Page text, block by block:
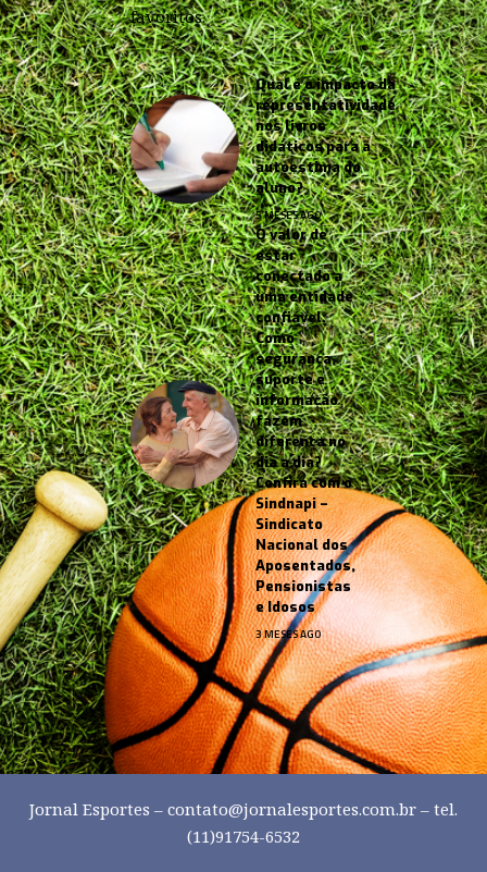
favoritos.
Qual é o impacto da
representatividade
nos livros
didáticos para a
autoestima do
aluno?
5 MESES AGO
O valor de
estar
conectado a
uma entidade
confiável:
Como
segurança,
suporte e
informação
fazem
diferença no
dia a dia?
Confira com o
Sindnapi –
Sindicato
Nacional dos
Aposentados,
Pensionistas
e Idosos
3 MESES AGO
Jornal Esportes – contato@jornalesportes.com.br – tel.
(11)91754-6532